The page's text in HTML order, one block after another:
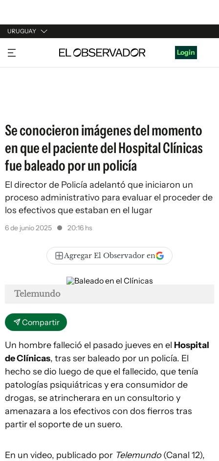
URUGUAY
URUGUAY
ARGENTINA
Login
Se conocieron imágenes del momento
en que el paciente del Hospital Clínicas
fue baleado por un policía
El director de Policía adelantó que iniciaron un
proceso administrativo para evaluar el proceder de
los efectivos que estaban en el lugar
6 de junio 2025 20:16 hs
Agregar El Observador en
Telemundo
Compartir
Un hombre falleció el pasado jueves en el Hospital
de Clínicas, tras ser baleado por un policía. El
hecho se dio luego de que el fallecido, que tenía
patologías psiquiátricas y era consumidor de
drogas, se atrincherara en un consultorio y
amenazara a los efectivos con dos fierros tras
partir el soporte de un suero.
En un video, publicado por Telemundo (Canal 12),